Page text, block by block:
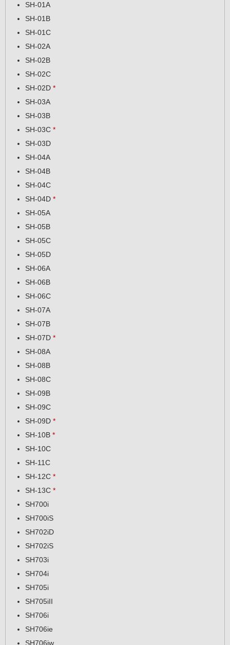
SH-01A
SH-01B
SH-01C
SH-02A
SH-02B
SH-02C
SH-02D *
SH-03A
SH-03B
SH-03C *
SH-03D
SH-04A
SH-04B
SH-04C
SH-04D *
SH-05A
SH-05B
SH-05C
SH-05D
SH-06A
SH-06B
SH-06C
SH-07A
SH-07B
SH-07D *
SH-08A
SH-08B
SH-08C
SH-09B
SH-09C
SH-09D *
SH-10B *
SH-10C
SH-11C
SH-12C *
SH-13C *
SH700i
SH700iS
SH702iD
SH702iS
SH703i
SH704i
SH705i
SH705iII
SH706i
SH706ie
SH706iw